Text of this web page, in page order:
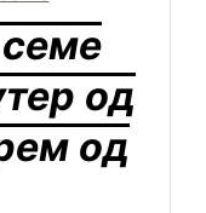
од
од